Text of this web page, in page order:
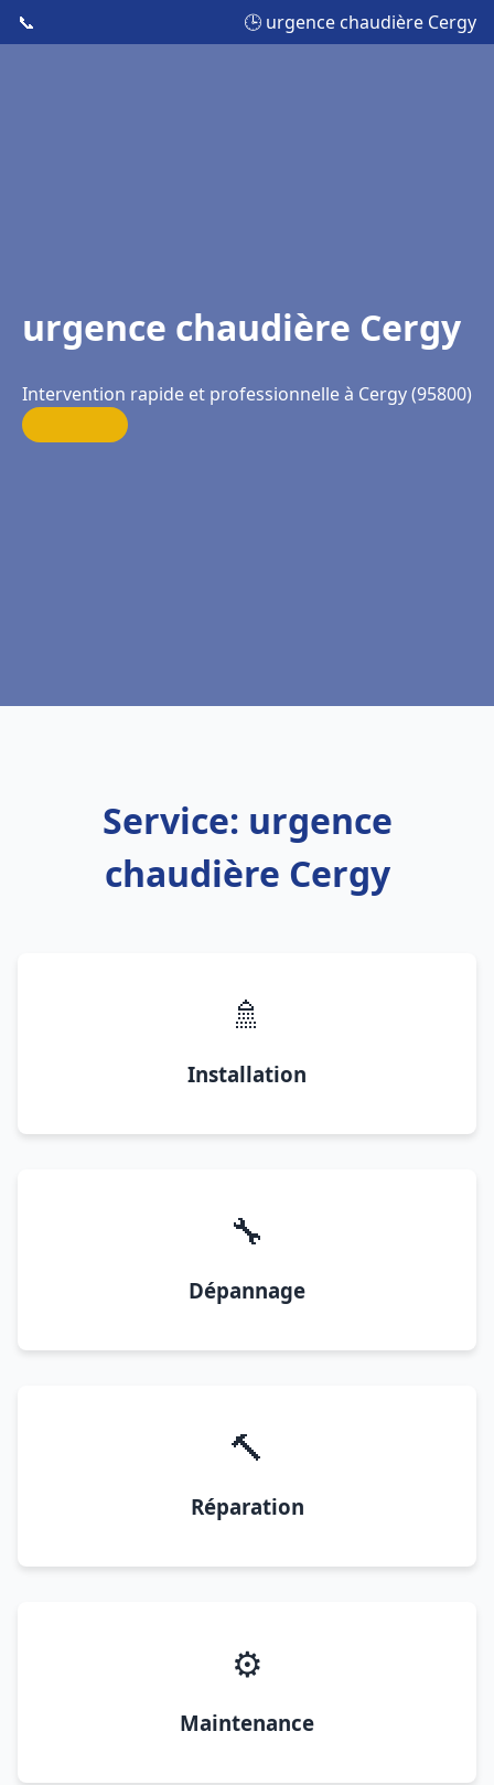
📞 🕒 urgence chaudière Cergy
urgence chaudière Cergy
Intervention rapide et professionnelle à Cergy (95800)
Service: urgence
chaudière Cergy
🚿
Installation
🔧
Dépannage
🔨
Réparation
⚙️
Maintenance